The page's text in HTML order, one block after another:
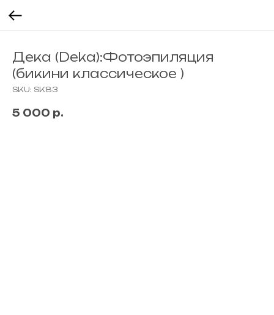
Дека (Deka):Фотоэпиляция
(бикини классическое )
SKU: SK83
5 000 р.